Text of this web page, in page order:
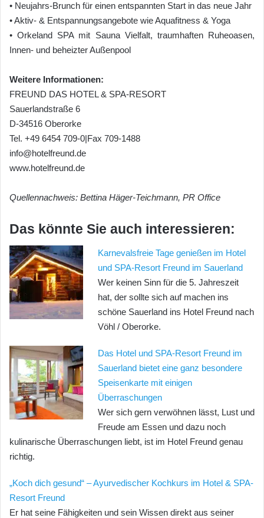
• Neujahrs-Brunch für einen entspannten Start in das neue Jahr
• Aktiv- & Entspannungsangebote wie Aquafitness & Yoga
• Orkeland SPA mit Sauna Vielfalt, traumhaften Ruheoasen,
Innen- und beheizter Außenpool
Weitere Informationen:
FREUND DAS HOTEL & SPA-RESORT
Sauerlandstraße 6
D-34516 Oberorke
Tel. +49 6454 709-0|Fax 709-1488
info@hotelfreund.de
www.hotelfreund.de
Quellennachweis: Bettina Häger-Teichmann, PR Office
Das könnte Sie auch interessieren:
Karnevalsfreie Tage genießen im Hotel
und SPA-Resort Freund im Sauerland
Wer keinen Sinn für die 5. Jahreszeit
hat, der sollte sich auf machen ins
schöne Sauerland ins Hotel Freund nach
Vöhl / Oberorke.
Das Hotel und SPA-Resort Freund im
Sauerland bietet eine ganz besondere
Speisenkarte mit einigen
Überraschungen
Wer sich gern verwöhnen lässt, Lust und
Freude am Essen und dazu noch
kulinarische Überraschungen liebt, ist im Hotel Freund genau
richtig.
„Koch dich gesund“ – Ayurvedischer Kochkurs im Hotel & SPA-
Resort Freund
Er hat seine Fähigkeiten und sein Wissen direkt aus seiner